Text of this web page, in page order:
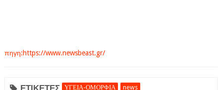
πηγη:https://www.newsbeast.gr/
ΥΓΕΙΑ-ΟΜΟΡΦΙΑ news